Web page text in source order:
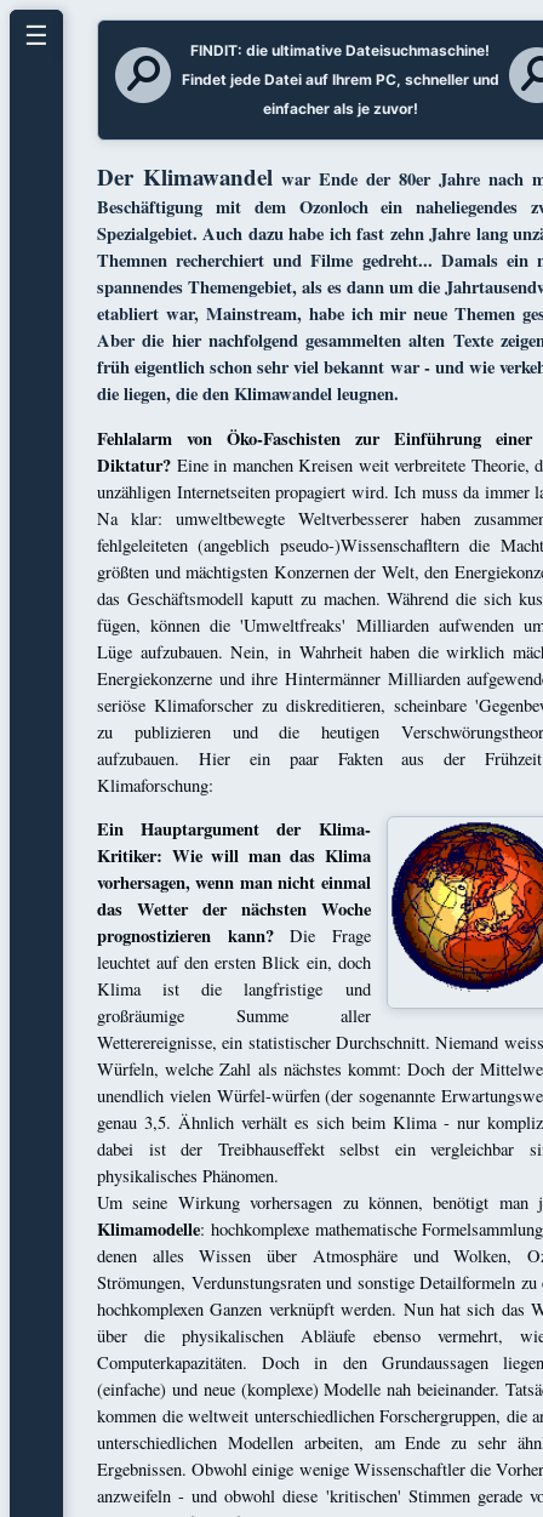
☰
FINDIT: die ultimative Dateisuchmaschine!
Findet jede Datei auf Ihrem PC, schneller und
einfacher als je zuvor!
Der Klimawandel war Ende der 80er Jahre nach
Beschäftigung mit dem Ozonloch ein naheliegendes
Spezialgebiet. Auch dazu habe ich fast zehn Jahre lang
Themnen recherchiert und Filme gedreht... Damals ein
spannendes Themengebiet, als es dann um die
etabliert war, Mainstream, habe ich mir neue Themen
Aber die hier nachfolgend gesammelten alten Texte
früh eigentlich schon sehr viel bekannt war - und wie
die liegen, die den Klimawandel leugnen.
Fehlalarm von Öko-Faschisten zur Einführung einer
Diktatur? Eine in manchen Kreisen weit verbreitete Theorie,
unzähligen Internetseiten propagiert wird. Ich muss da immer
Na klar: umweltbewegte Weltverbesserer haben
fehlgeleiteten (angeblich pseudo-)Wissenschafltern die
größten und mächtigsten Konzernen der Welt, den
das Geschäftsmodell kaputt zu machen. Während die sich
fügen, können die 'Umweltfreaks' Milliarden aufwenden
Lüge aufzubauen. Nein, in Wahrheit haben die wirklich
Energiekonzerne und ihre Hintermänner Milliarden
seriöse Klimaforscher zu diskreditieren, scheinbare
zu publizieren und die heutigen
aufzubauen. Hier ein paar Fakten aus der
Klimaforschung:
Ein Hauptargument der Klima-
Kritiker: Wie will man das Klima
vorhersagen, wenn man nicht einmal
das Wetter der nächsten Woche
prognostizieren kann?Die Frage
leuchtet auf den ersten Blick ein, doch
Klima ist die langfristige und
großräumige Summe aller
Wetterereignisse, ein statistischer Durchschnitt. Niemand
Würfeln, welche Zahl als nächstes kommt: Doch der
unendlich vielen Würfel-würfen (der sogenannte
genau 3,5. Ähnlich verhält es sich beim Klima - nur
dabei ist der Treibhauseffekt selbst ein vergleichbar
physikalisches Phänomen.
Um seine Wirkung vorhersagen zu können, benötigt man
Klimamodelle: hochkomplexe mathematische
denen alles Wissen über Atmosphäre und Wolken,
Strömungen, Verdunstungsraten und sonstige Detailformeln zu
hochkomplexen Ganzen verknüpft werden. Nun hat sich das
über die physikalischen Abläufe ebenso vermehrt,
Computerkapazitäten. Doch in den Grundaussagen
(einfache) und neue (komplexe) Modelle nah beieinander.
kommen die weltweit unterschiedlichen Forschergruppen, die
unterschiedlichen Modellen arbeiten, am Ende zu sehr
Ergebnissen. Obwohl einige wenige Wissenschaftler die
anzweifeln - und obwohl diese 'kritischen' Stimmen gerade